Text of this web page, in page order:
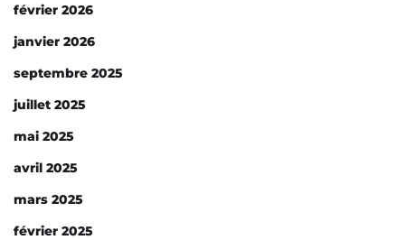
février 2026
janvier 2026
septembre 2025
juillet 2025
mai 2025
avril 2025
mars 2025
février 2025